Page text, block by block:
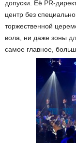
допуски. Её PR-
центр без
торжественной
вола, ни даже зоны
самое главное,